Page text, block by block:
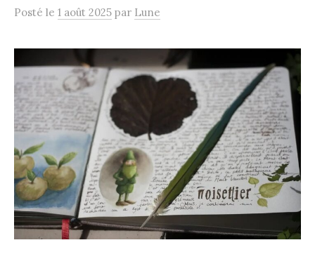
Posté le 1 août 2025 par Lune